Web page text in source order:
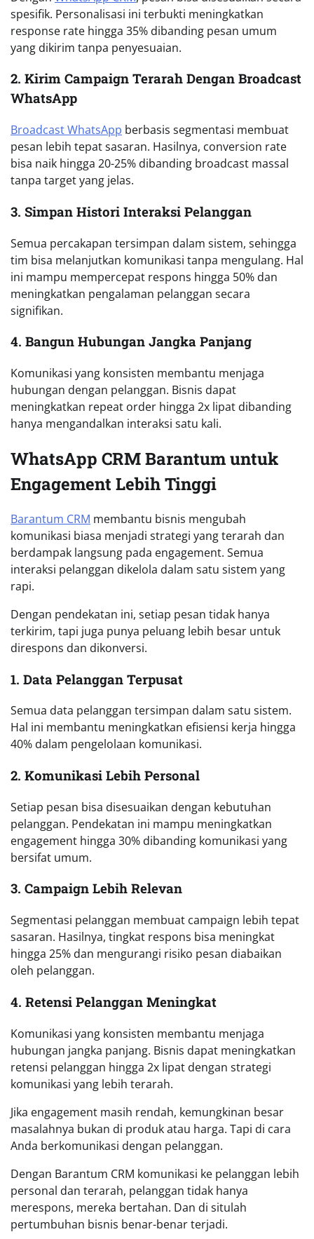
spesifik. Personalisasi ini terbukti meningkatkan
response rate hingga 35% dibanding pesan umum
yang dikirim tanpa penyesuaian.
2. Kirim Campaign Terarah Dengan Broadcast
WhatsApp
Broadcast WhatsApp berbasis segmentasi membuat
pesan lebih tepat sasaran. Hasilnya, conversion rate
bisa naik hingga 20-25% dibanding broadcast massal
tanpa target yang jelas.
3. Simpan Histori Interaksi Pelanggan
Semua percakapan tersimpan dalam sistem, sehingga
tim bisa melanjutkan komunikasi tanpa mengulang. Hal
ini mampu mempercepat respons hingga 50% dan
meningkatkan pengalaman pelanggan secara
signifikan.
4. Bangun Hubungan Jangka Panjang
Komunikasi yang konsisten membantu menjaga
hubungan dengan pelanggan. Bisnis dapat
meningkatkan repeat order hingga 2x lipat dibanding
hanya mengandalkan interaksi satu kali.
WhatsApp CRM Barantum untuk
Engagement Lebih Tinggi
Barantum CRM membantu bisnis mengubah
komunikasi biasa menjadi strategi yang terarah dan
berdampak langsung pada engagement. Semua
interaksi pelanggan dikelola dalam satu sistem yang
rapi.
Dengan pendekatan ini, setiap pesan tidak hanya
terkirim, tapi juga punya peluang lebih besar untuk
direspons dan dikonversi.
1. Data Pelanggan Terpusat
Semua data pelanggan tersimpan dalam satu sistem.
Hal ini membantu meningkatkan efisiensi kerja hingga
40% dalam pengelolaan komunikasi.
2. Komunikasi Lebih Personal
Setiap pesan bisa disesuaikan dengan kebutuhan
pelanggan. Pendekatan ini mampu meningkatkan
engagement hingga 30% dibanding komunikasi yang
bersifat umum.
3. Campaign Lebih Relevan
Segmentasi pelanggan membuat campaign lebih tepat
sasaran. Hasilnya, tingkat respons bisa meningkat
hingga 25% dan mengurangi risiko pesan diabaikan
oleh pelanggan.
4. Retensi Pelanggan Meningkat
Komunikasi yang konsisten membantu menjaga
hubungan jangka panjang. Bisnis dapat meningkatkan
retensi pelanggan hingga 2x lipat dengan strategi
komunikasi yang lebih terarah.
Jika engagement masih rendah, kemungkinan besar
masalahnya bukan di produk atau harga. Tapi di cara
Anda berkomunikasi dengan pelanggan.
Dengan Barantum CRM komunikasi ke pelanggan lebih
personal dan terarah, pelanggan tidak hanya
merespons, mereka bertahan. Dan di situlah
pertumbuhan bisnis benar-benar terjadi.